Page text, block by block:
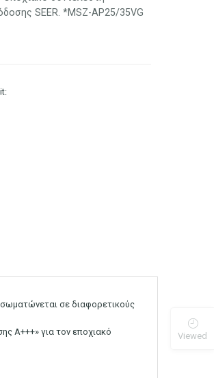
SEER. *MSZ-AP25/35VG
σε διαφορετικούς
Α+++» για τον εποχιακό
Viewed